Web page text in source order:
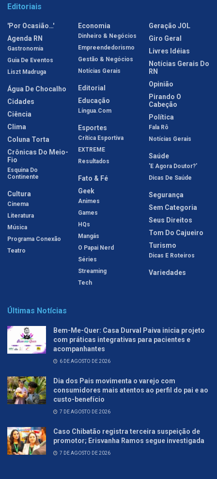
Editoriais
'Por Ocasião…'
Agenda RN
Gastronomia
Guia De Eventos
Liszt Madruga
Água De Chocalho
Cidades
Ciência
Clima
Coluna Torta
Crônicas Do Meio-
Fio
Esquina Do
Continente
Cultura
Cinema
Literatura
Música
Programa Conexão
Teatro
Economia
Dinheiro & Negócios
Empreendedorismo
Gestão & Negócios
Notícias Gerais
Editorial
Educação
Língua.com
Esportes
Crítica Esportiva
EXTREME
Resultados
Fato & Fé
Geek
Animes
Games
HQs
Mangás
O Papai Nerd
Séries
Streaming
Tech
Geração JOL
Giro Geral
Livres Idéias
Notícias Gerais Do
RN
Opinião
Pirando O
Cabeção
Política
Fala Rô
Notícias Gerais
Saúde
'E Agora Doutor?'
Dicas De Saúde
Segurança
Sem Categoria
Seus Direitos
Tom Do Cajueiro
Turismo
Dicas E Roteiros
Variedades
Últimas Notícias
Bem-Me-Quer: Casa Durval Paiva inicia projeto
com práticas integrativas para pacientes e
acompanhantes
6 DE AGOSTO DE 2026
Dia dos Pais movimenta o varejo com
consumidores mais atentos ao perfil do pai e ao
custo-benefício
7 DE AGOSTO DE 2026
Caso Chibatão registra terceira suspeição de
promotor; Erisvanha Ramos segue investigada
7 DE AGOSTO DE 2026